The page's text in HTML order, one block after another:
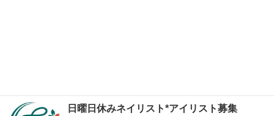
日曜日休みネイリスト*アイリスト募集